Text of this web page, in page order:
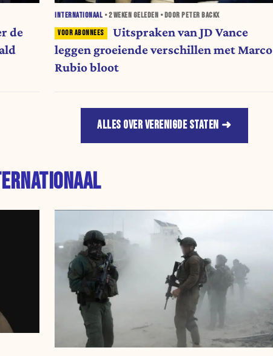
de
INTERNATIONAAL •2 WEKEN GELEDEN • DOOR PETER BACKX
Uitspraken van JD Vance
leggen groeiende verschillen met Marco
Rubio bloot
ALLES OVER VERENIGDE STATEN